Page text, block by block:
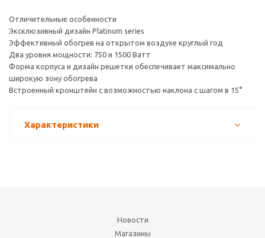
Отличительные особенности
Эксклюзивный дизайн Platinum series
Эффективный обогрев на открытом воздухе круглый год
Два уровня мощности: 750 и 1500 Ватт
Форма корпуса и дизайн решетки обеспечивает максимально
широкую зону обогрева
Встроенный кронштейн с возможностью наклона с шагом в 15°
Характеристики
Новости
Магазины